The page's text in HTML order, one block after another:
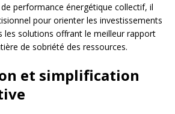
performance énergétique collectif, il
pour orienter les investissements
les solutions offrant le meilleur rapport
de sobriété des ressources.
et simplification